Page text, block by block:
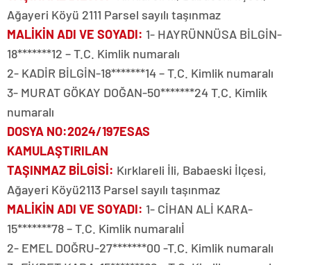
Ağayeri Köyü 2111 Parsel sayılı taşınmaz
MALİKİN ADI VE SOYADI: 1- HAYRÜNNÜSA BİLGİN-
18*******12 – T.C. Kimlik numaralı
2- KADİR BİLGİN-18*******14 – T.C. Kimlik numaralı
3- MURAT GÖKAY DOĞAN-50*******24 T.C. Kimlik
numaralı
DOSYA NO:2024/197ESAS
KAMULAŞTIRILAN
TAŞINMAZ BİLGİSİ: Kırklareli İli, Babaeski İlçesi,
Ağayeri Köyü2113 Parsel sayılı taşınmaz
MALİKİN ADI VE SOYADI: 1- CİHAN ALİ KARA-
15*******78 – T.C. Kimlik numaralıİ
2- EMEL DOĞRU-27*******00 -T.C. Kimlik numaralı